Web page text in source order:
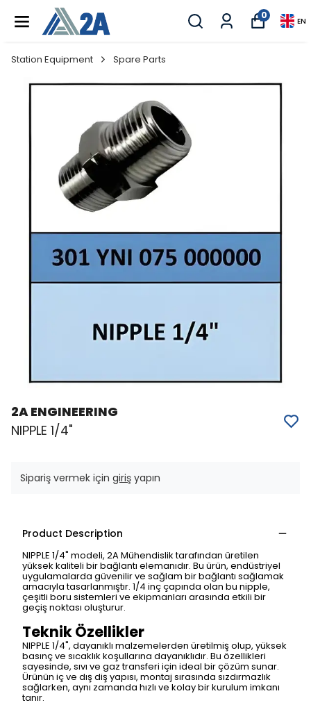
0
EN
Station Equipment Spare Parts
2A ENGINEERING
NIPPLE 1/4"
Sipariş vermek için giriş yapın
Product Description
NIPPLE 1/4" modeli, 2A Mühendislik tarafından üretilen
yüksek kaliteli bir bağlantı elemanıdır. Bu ürün, endüstriyel
uygulamalarda güvenilir ve sağlam bir bağlantı sağlamak
amacıyla tasarlanmıştır. 1/4 inç çapında olan bu nipple,
çeşitli boru sistemleri ve ekipmanları arasında etkili bir
geçiş noktası oluşturur.
Teknik Özellikler
NIPPLE 1/4", dayanıklı malzemelerden üretilmiş olup, yüksek
basınç ve sıcaklık koşullarına dayanıklıdır. Bu özellikleri
sayesinde, sıvı ve gaz transferi için ideal bir çözüm sunar.
Ürünün iç ve dış diş yapısı, montaj sırasında sızdırmazlık
sağlarken, aynı zamanda hızlı ve kolay bir kurulum imkanı
tanır.